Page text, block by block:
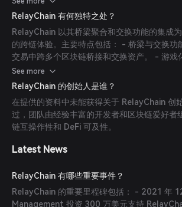
RelayChain 有何独特之处？
RelayChain 以其桥梁聚合和交换功能的集成
的跨链体验。主要特点包括： - 桥梁与交换功
交易中跨多个区块链桥接和交换资产。 - 游戏
抽奖和空投活动，通过交易获得奖励。 - 安全
计，确保用户资金安全。 - 社区参与：通过推
邀请朋友加入平台赚取额外奖励。
See more
RelayChain 的创始人是谁？
在提供的资料中未能获得关于 RelayChain 创
过，团队由经验丰富的开发者和区块链爱好者
链互操作性和 DeFi 可及性。
Latest News
RelayChain 有哪些重要事件？
RelayChain 的重要里程碑包括： - 2021 年
Management 投资 300 万美元支持